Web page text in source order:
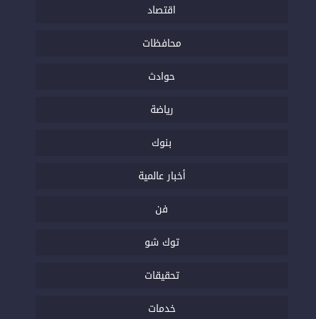
اقتصاد
محافظات
حوادث
رياضة
بنوك
أخبار عالمية
فن
توك شو
تحقيقات
خدمات